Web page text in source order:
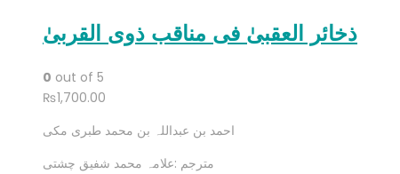
ذخائر العقبیٰ فی مناقب ذوی القربیٰ
0 out of 5
₨1,700.00
احمد بن عبداللہ بن محمد طبری مکی
مترجم :علامہ محمد شفیق چشتی